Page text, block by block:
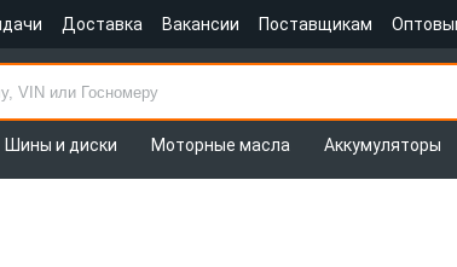
Доставка Вакансии Поставщикам
Шины и диски Моторные масла Аккумуляторы